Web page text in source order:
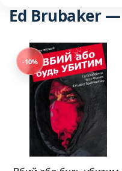
Ed Brubaker
-10%